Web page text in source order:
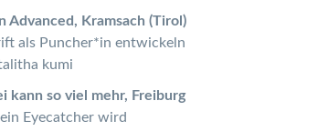
Advanced, Kramsach (Tirol)
als Puncher*in entwickeln
kumi
kann so viel mehr, Freiburg
Eyecatcher wird